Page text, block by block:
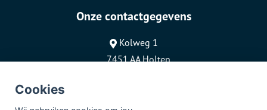
Cookies
Onze contactgegevens
Kolweg 1
7451 AA Holten